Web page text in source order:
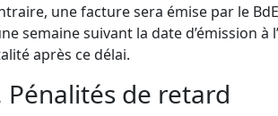
une facture sera émise par le
semaine suivant la date d’émission
après ce délai.
Pénalités de retard